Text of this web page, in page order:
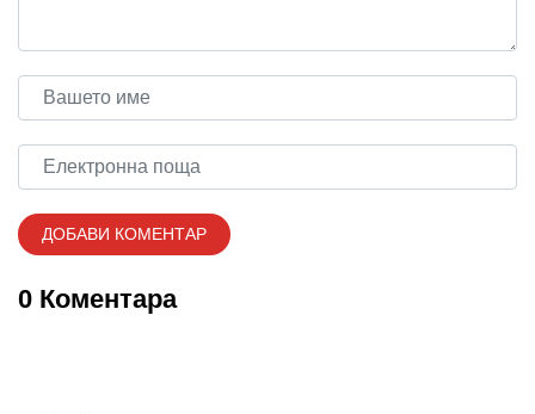
0 Коментара